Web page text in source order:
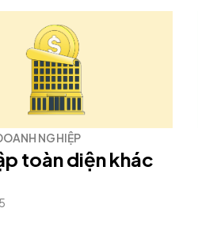
NGHIỆP
toàn diện khác